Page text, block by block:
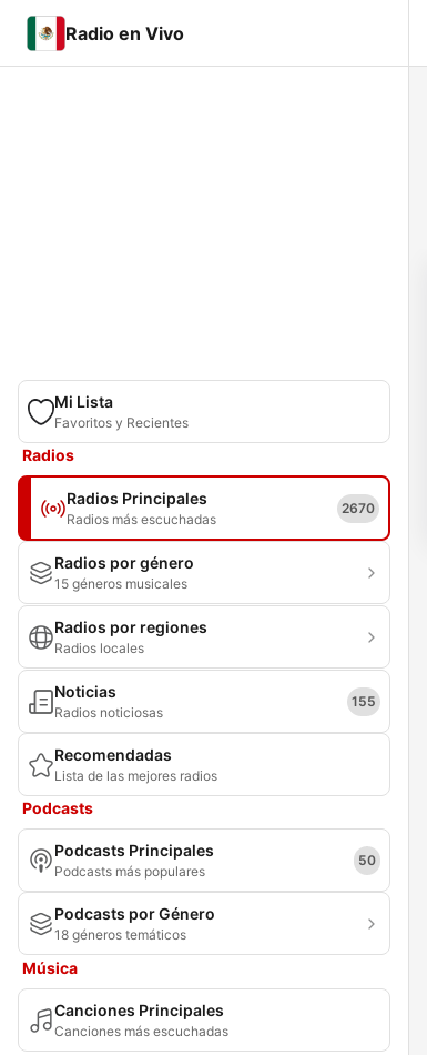
Radio en Vivo
Mi Lista
Favoritos y Recientes
Radios
Radios Principales
Radios más escuchadas
2670
Radios por género
15 géneros musicales
Radios por regiones
Radios locales
Noticias
Radios noticiosas
155
Recomendadas
Lista de las mejores radios
Podcasts
Podcasts Principales
Podcasts más populares
50
Podcasts por Género
18 géneros temáticos
Música
Canciones Principales
Canciones más escuchadas